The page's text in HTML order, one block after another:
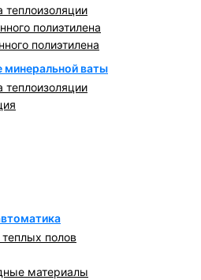
полиэтилена
полиэтилена
минеральной ваты
полов
материалы